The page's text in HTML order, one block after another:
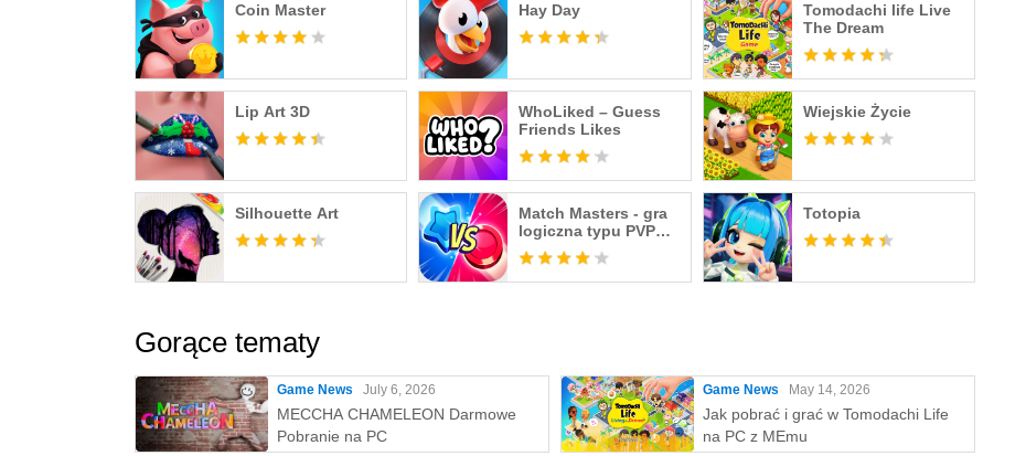
Coin Master Hay Day
Tomodachi life Live
The Dream
Lip Art 3D
WhoLiked – Guess
Friends Likes
Wiejskie Życie
Silhouette Art
Match Masters - gra
logiczna typu PVP
Match 3
Totopia
Gorące tematy
Game News July 6, 2026
MECCHA CHAMELEON Darmowe
Pobranie na PC
Game News May 14, 2026
Jak pobrać i grać w Tomodachi Life
na PC z MEmu